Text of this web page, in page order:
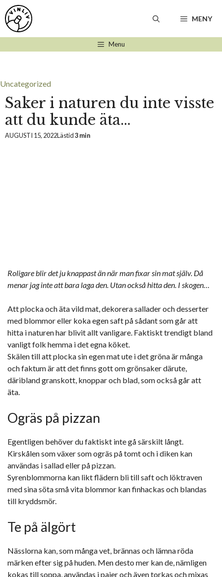
Hoppa
till
innehåll
MENY
Menu
Uncategorized
Saker i naturen du inte visste
att du kunde äta…
AUGUSTI 15, 2022Lästid3 min
Roligare blir det ju knappast än när man fixar sin mat själv. Då
menar jag inte att bara laga den. Utan också hitta den. I skogen…
Att plocka och äta vild mat, dekorera sallader och desserter
med blommor eller koka egen saft på sådant som går att
hitta i naturen har blivit allt vanligare. Faktiskt trendigt bland
vanligt folk hemma i det egna köket.
Skälen till att plocka sin egen mat ute i det gröna är många
och faktum är att det finns gott om grönsaker därute,
däribland granskott, knoppar och blad, som också går att
äta.
Ogräs på pizzan
Egentligen behöver du faktiskt inte gå särskilt långt.
Kirskålen som växer som ogräs på tomt och i diken kan
användas i sallad eller på pizzan.
Syrenblommorna kan likt flädern bli till saft och löktraven
med sina söta små vita blommor kan finhackas och blandas
till kryddsmör.
Te på älgört
Nässlorna kan, som många vet, brännas och lämna röda
märken efter sig på huden. Men desto mer kan de, nämligen
kokas till soppa, användas i pajer och även torkas och mixas